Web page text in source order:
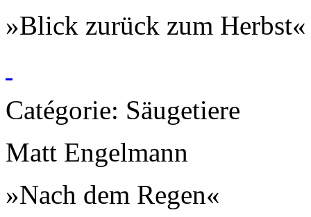
»Blick zurück zum Herbst«
Catégorie: Säugetiere
Matt Engelmann
»Nach dem Regen«